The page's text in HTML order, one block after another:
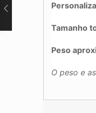
Tamanho
Peso
O peso e